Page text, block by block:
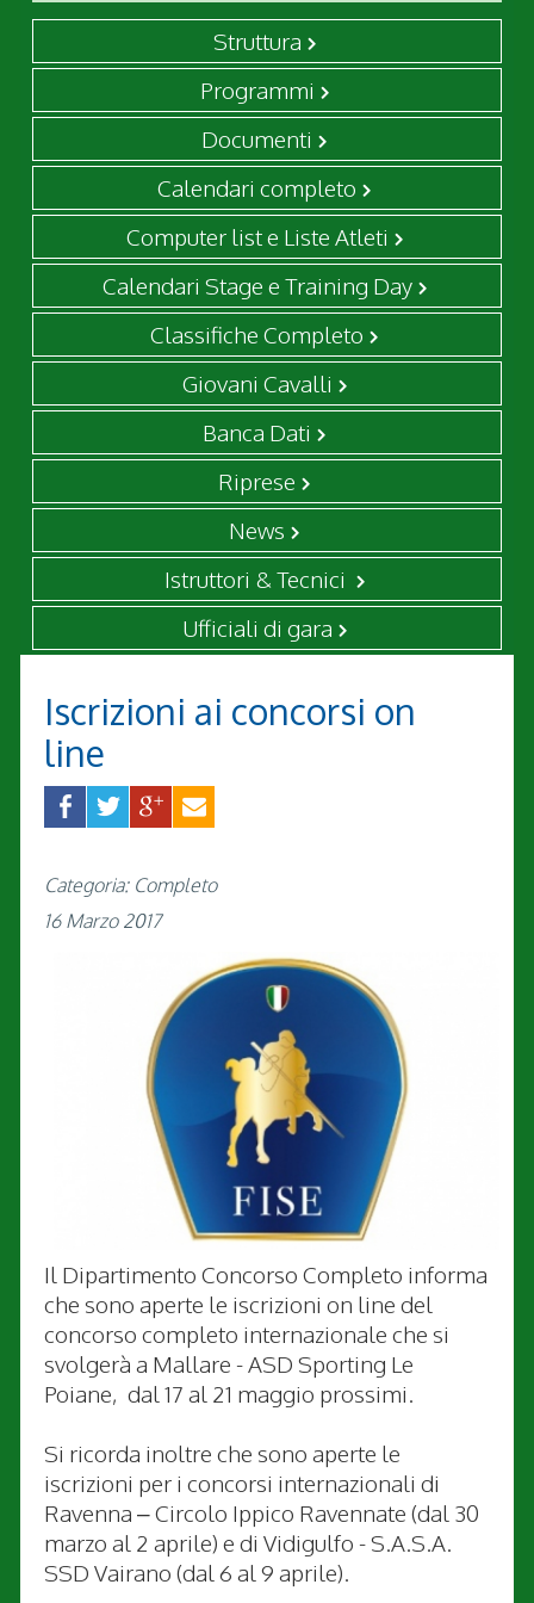
Struttura
Programmi
Documenti
Calendari completo
Computer list e Liste Atleti
Calendari Stage e Training Day
Classifiche Completo
Giovani Cavalli
Banca Dati
Riprese
News
Istruttori & Tecnici
Ufficiali di gara
Iscrizioni ai concorsi on
line
Categoria: Completo
16 Marzo 2017
Il Dipartimento Concorso Completo informa
che sono aperte le iscrizioni on line del
concorso completo internazionale che si
svolgerà a Mallare - ASD Sporting Le
Poiane, dal 17 al 21 maggio prossimi.
Si ricorda inoltre che sono aperte le
iscrizioni per i concorsi internazionali di
Ravenna – Circolo Ippico Ravennate (dal 30
marzo al 2 aprile) e di Vidigulfo - S.A.S.A.
SSD Vairano (dal 6 al 9 aprile).